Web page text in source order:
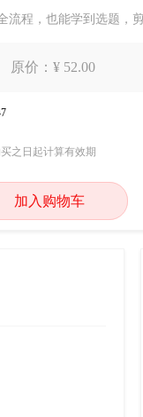
流程，也能学到选题，
原价：¥ 52.00
之日起计算有效期
加入购物车